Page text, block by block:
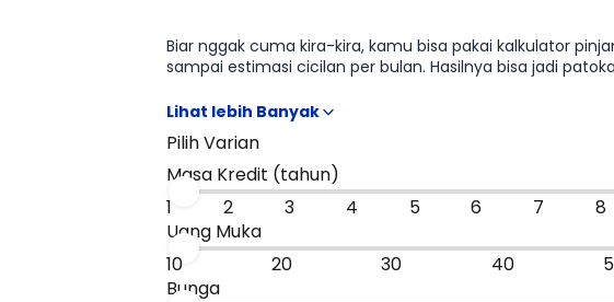
Biar nggak cuma kira-kira, kamu bisa pakai kalkulator
sampai estimasi cicilan per bulan. Hasilnya bisa jadi
Pilih Varian
Masa Kredit (tahun)
1
2 3 4 5 6 7 8
Uang Muka
10
20 30 40
Bunga